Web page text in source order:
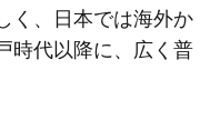
く、日本では海外か
時代以降に、広く普